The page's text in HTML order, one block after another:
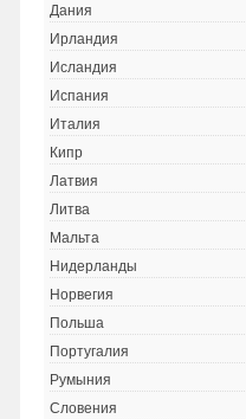
Дания
Ирландия
Исландия
Испания
Италия
Кипр
Латвия
Литва
Мальта
Нидерланды
Норвегия
Польша
Португалия
Румыния
Словения